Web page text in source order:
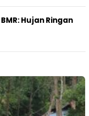
Hujan Ringan